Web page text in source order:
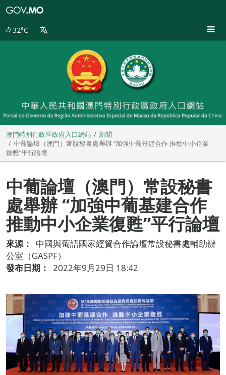
32°C
澳門特別行政區政府入口網站
新聞
中葡論壇（澳門）常設秘書處舉辦 “加強中葡基建合作 推動中小企業
復甦”平行論壇
中葡論壇（澳門）常設秘書
處舉辦 “加強中葡基建合作
推動中小企業復甦”平行論壇
來源：
中國與葡語國家經貿合作論壇常設秘書處輔助辦
公室（GASPF）
發布日期：
2022年9月29日 18:42